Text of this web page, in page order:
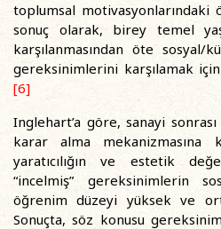
toplumsal motivasyonlarındaki
sonuç olarak, birey temel
karşılanmasından öte sosyal/
gereksinimlerini karşılamak
[6]
Inglehart’a göre, sanayi
karar alma mekanizmasına
yaratıcılığın ve estetik
“incelmiş” gereksinimlerin
öğrenim düzeyi yüksek ve
Sonuçta, söz konusu